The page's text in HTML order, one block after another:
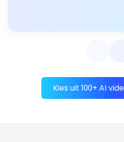
Kies uit 100+ AI